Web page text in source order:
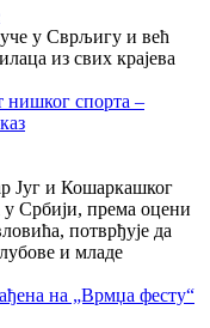
у Сврљигу и већ
из свих крајева
Југ и Кошаркашког
Србији, према оцени
потврђује да
и младе